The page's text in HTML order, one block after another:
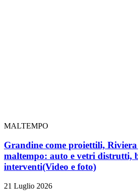
MALTEMPO
Grandine come proiettili,
maltempo: auto e vetri distrutti,
interventi(Video e foto)
21 Luglio 2026